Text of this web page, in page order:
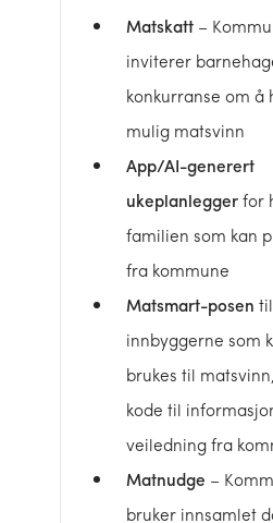
Matskatt –
inviterer
konkurranse om å
mulig matsvinn
App/AI-generert
ukeplanleggerfor
familien som kan
fra kommune
Matsmart-posen til
innbyggerne som
brukes til
kode til
veiledning fra
Matnudge –
bruker innsamlet